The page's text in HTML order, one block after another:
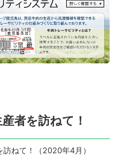
者を訪ねて！
ねて！（2020年4月）